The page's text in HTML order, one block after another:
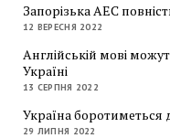
Запорізька АЕС
12 ВЕРЕСНЯ 2022
Англійській мові
Україні
13 СЕРПНЯ 2022
Україна боротиметься
29 ЛИПНЯ 2022